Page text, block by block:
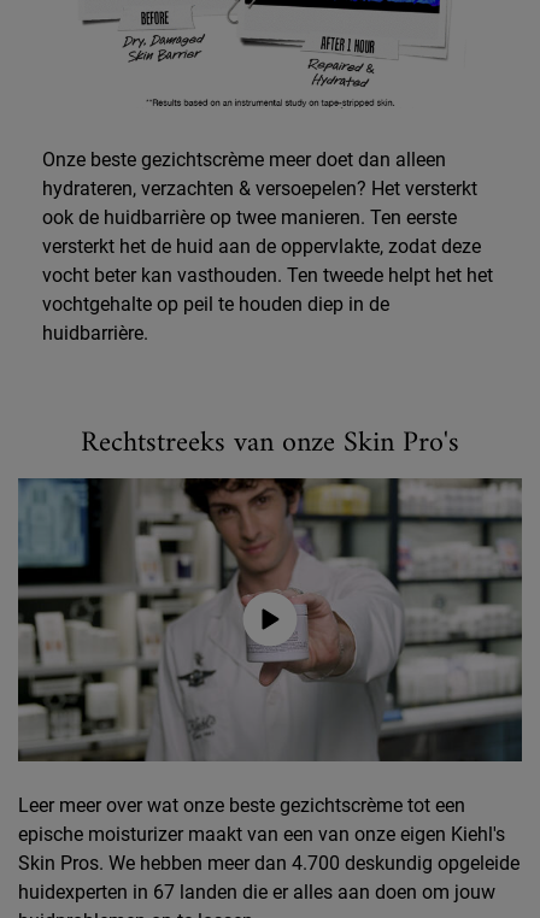
Onze beste gezichtscrème meer doet dan alleen
hydrateren, verzachten & versoepelen? Het versterkt
ook de huidbarrière op twee manieren. Ten eerste
versterkt het de huid aan de oppervlakte, zodat deze
vocht beter kan vasthouden. Ten tweede helpt het het
vochtgehalte op peil te houden diep in de
huidbarrière.
Rechtstreeks van onze Skin Pro's
Leer meer over wat onze beste gezichtscrème tot een
epische moisturizer maakt van een van onze eigen Kiehl's
Skin Pros. We hebben meer dan 4.700 deskundig opgeleide
huidexperten in 67 landen die er alles aan doen om jouw